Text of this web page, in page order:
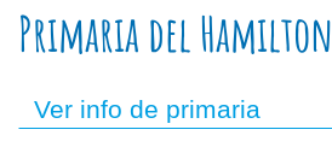
Primaria del Hamilton
Ver info de primaria